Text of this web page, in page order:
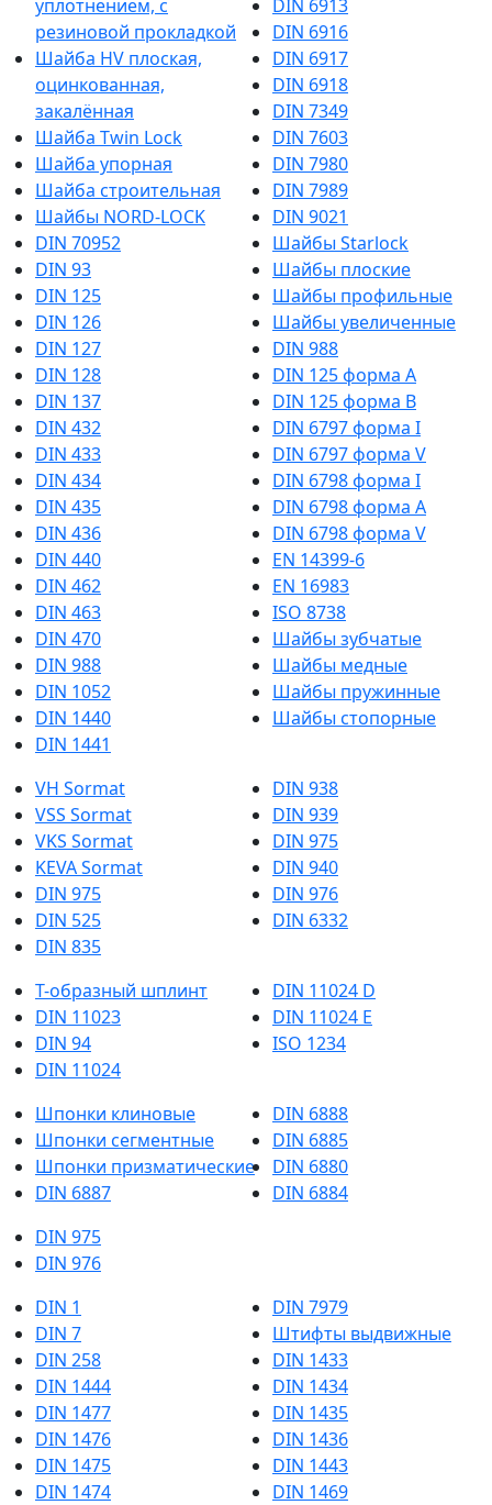
уплотнением, с
резиновой прокладкой
Шайба HV плоская,
оцинкованная,
закалённая
Шайба Twin Lock
Шайба упорная
Шайба строительная
Шайбы NORD-LOCK
DIN 70952
DIN 93
DIN 125
DIN 126
DIN 127
DIN 128
DIN 137
DIN 432
DIN 433
DIN 434
DIN 435
DIN 436
DIN 440
DIN 462
DIN 463
DIN 470
DIN 988
DIN 1052
DIN 1440
DIN 1441
DIN 6913
DIN 6916
DIN 6917
DIN 6918
DIN 7349
DIN 7603
DIN 7980
DIN 7989
DIN 9021
Шайбы Starlock
Шайбы плоские
Шайбы профильные
Шайбы увеличенные
DIN 988
DIN 125 форма A
DIN 125 форма B
DIN 6797 форма I
DIN 6797 форма V
DIN 6798 форма I
DIN 6798 форма А
DIN 6798 форма V
EN 14399-6
EN 16983
ISO 8738
Шайбы зубчатые
Шайбы медные
Шайбы пружинные
Шайбы стопорные
VH Sormat
VSS Sormat
VKS Sormat
KEVA Sormat
DIN 975
DIN 525
DIN 835
DIN 938
DIN 939
DIN 975
DIN 940
DIN 976
DIN 6332
Т-образный шплинт
DIN 11023
DIN 94
DIN 11024
DIN 11024 D
DIN 11024 E
ISO 1234
Шпонки клиновые
Шпонки сегментные
Шпонки призматические
DIN 6887
DIN 6888
DIN 6885
DIN 6880
DIN 6884
DIN 975
DIN 976
DIN 1
DIN 7
DIN 258
DIN 1444
DIN 1477
DIN 1476
DIN 1475
DIN 1474
DIN 7979
Штифты выдвижные
DIN 1433
DIN 1434
DIN 1435
DIN 1436
DIN 1443
DIN 1469